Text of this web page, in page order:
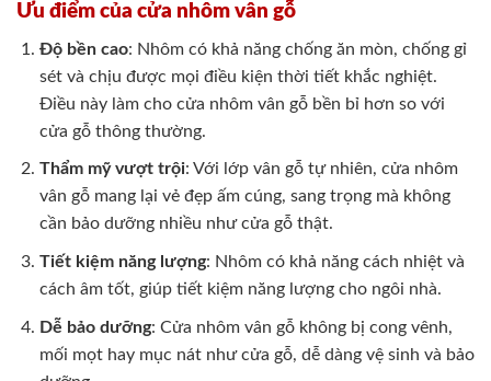
Ưu điểm của cửa nhôm vân gỗ
Độ bền cao: Nhôm có khả năng chống ăn mòn, chống gỉ
sét và chịu được mọi điều kiện thời tiết khắc nghiệt.
Điều này làm cho cửa nhôm vân gỗ bền bỉ hơn so với
cửa gỗ thông thường.
Thẩm mỹ vượt trội: Với lớp vân gỗ tự nhiên, cửa nhôm
vân gỗ mang lại vẻ đẹp ấm cúng, sang trọng mà không
cần bảo dưỡng nhiều như cửa gỗ thật.
Tiết kiệm năng lượng: Nhôm có khả năng cách nhiệt và
cách âm tốt, giúp tiết kiệm năng lượng cho ngôi nhà.
Dễ bảo dưỡng: Cửa nhôm vân gỗ không bị cong vênh,
mối mọt hay mục nát như cửa gỗ, dễ dàng vệ sinh và bảo